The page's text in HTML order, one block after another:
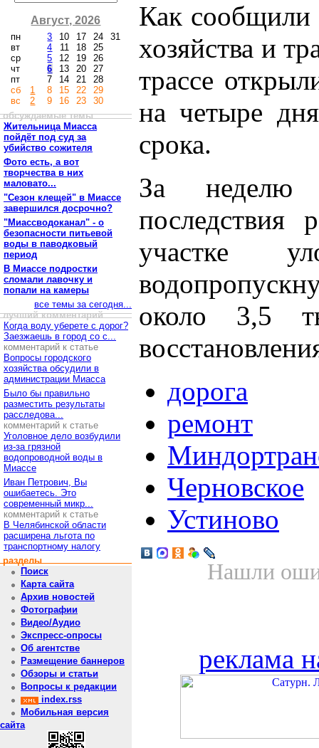
Август, 2026
пн
вт
ср
чт
пт
сб
вс
1
2
3
4
5
6
7
8
9
10
11
12
13
14
15
16
17
18
19
20
21
22
23
24
25
26
27
28
29
30
31
обсуждаемые темы
Жительница Миасса
пойдёт под суд за
убийство сожителя
Фото есть, а вот
творчества в них
маловато...
"Сезон клещей" в Миассе
завершился досрочно?
"Миассводоканал" - о
безопасности питьевой
воды в паводковый
период
В Миассе подростки
сломали лавочку и
попали на камеры
все темы за сегодня...
лучший комментарий
Когда воду уберете с дорог?
Заезжаешь в город со с...
комментарий к статье
Вопросы городского
хозяйства обсудили в
администрации Миасса
Было бы правильно
разместить результаты
расследова...
комментарий к статье
Уголовное дело возбудили
из-за грязной
водопроводной воды в
Миассе
Иван Петрович, Вы
ошибаетесь. Это
современный микр...
комментарий к статье
В Челябинской области
расширена льгота по
транспортному налогу
разделы
Поиск
Карта сайта
Архив новостей
Фотографии
Видео/Аудио
Экспресс-опросы
Об агентстве
Размещение баннеров
Обзоры и статьи
Вопросы к редакции
index.rss
Мобильная версия
сайта
Как сообщили
хозяйства и
трассе
на четыре
срока.
За неделю
последствия
участке
около 3,5
дорога
ремонт
Черновское
Устиново
Нашли
реклама